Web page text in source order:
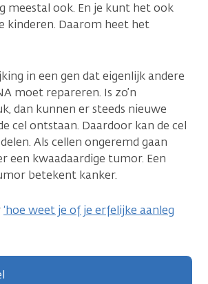
meestal ook. En je kunt het ook
kinderen. Daarom heet het
in een gen dat eigenlijk andere
moet repareren. Is zo’n
dan kunnen er steeds nieuwe
cel ontstaan. Daardoor kan de cel
Als cellen ongeremd gaan
een kwaadaardige tumor. Een
betekent kanker.
‘hoe weet je of je erfelijke aanleg